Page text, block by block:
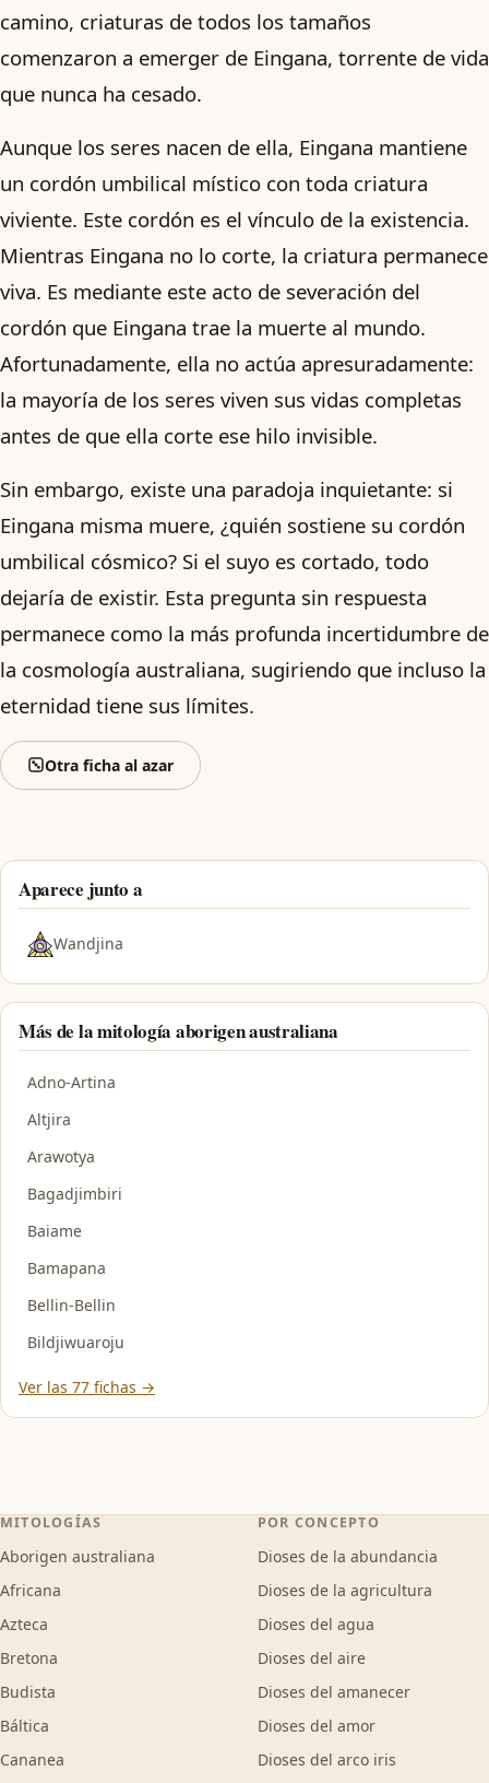
camino, criaturas de todos los tamaños
comenzaron a emerger de Eingana, torrente de vida
que nunca ha cesado.
Aunque los seres nacen de ella, Eingana mantiene
un cordón umbilical místico con toda criatura
viviente. Este cordón es el vínculo de la existencia.
Mientras Eingana no lo corte, la criatura permanece
viva. Es mediante este acto de severación del
cordón que Eingana trae la muerte al mundo.
Afortunadamente, ella no actúa apresuradamente:
la mayoría de los seres viven sus vidas completas
antes de que ella corte ese hilo invisible.
Sin embargo, existe una paradoja inquietante: si
Eingana misma muere, ¿quién sostiene su cordón
umbilical cósmico? Si el suyo es cortado, todo
dejaría de existir. Esta pregunta sin respuesta
permanece como la más profunda incertidumbre de
la cosmología australiana, sugiriendo que incluso la
eternidad tiene sus límites.
Otra ficha al azar
Aparece junto a
Wandjina
Más de la mitología aborigen australiana
Adno-Artina
Altjira
Arawotya
Bagadjimbiri
Baiame
Bamapana
Bellin-Bellin
Bildjiwuaroju
Ver las 77 fichas →
MITOLOGÍAS
Aborigen australiana
Africana
Azteca
Bretona
Budista
Báltica
Cananea
POR CONCEPTO
Dioses de la abundancia
Dioses de la agricultura
Dioses del agua
Dioses del aire
Dioses del amanecer
Dioses del amor
Dioses del arco iris